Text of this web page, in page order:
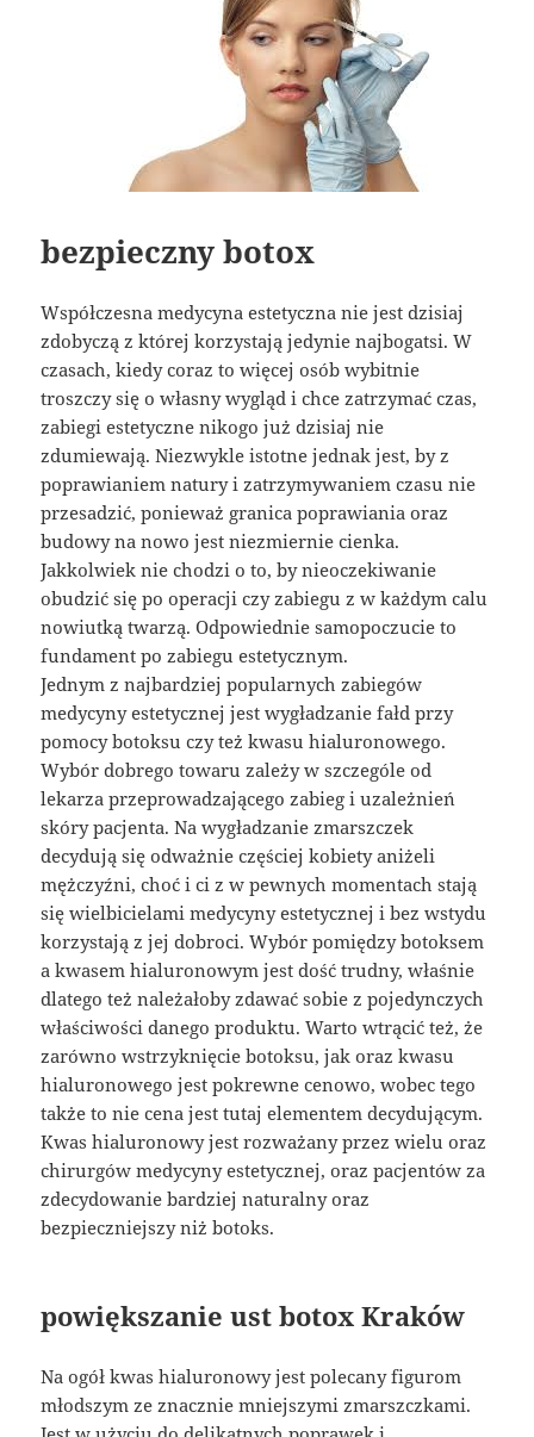
bezpieczny botox
Współczesna medycyna estetyczna nie jest dzisiaj
zdobyczą z której korzystają jedynie najbogatsi. W
czasach, kiedy coraz to więcej osób wybitnie
troszczy się o własny wygląd i chce zatrzymać czas,
zabiegi estetyczne nikogo już dzisiaj nie
zdumiewają. Niezwykle istotne jednak jest, by z
poprawianiem natury i zatrzymywaniem czasu nie
przesadzić, ponieważ granica poprawiania oraz
budowy na nowo jest niezmiernie cienka.
Jakkolwiek nie chodzi o to, by nieoczekiwanie
obudzić się po operacji czy zabiegu z w każdym calu
nowiutką twarzą. Odpowiednie samopoczucie to
fundament po zabiegu estetycznym.
Jednym z najbardziej popularnych zabiegów
medycyny estetycznej jest wygładzanie fałd przy
pomocy botoksu czy też kwasu hialuronowego.
Wybór dobrego towaru zależy w szczególe od
lekarza przeprowadzającego zabieg i uzależnień
skóry pacjenta. Na wygładzanie zmarszczek
decydują się odważnie częściej kobiety aniżeli
mężczyźni, choć i ci z w pewnych momentach stają
się wielbicielami medycyny estetycznej i bez wstydu
korzystają z jej dobroci. Wybór pomiędzy botoksem
a kwasem hialuronowym jest dość trudny, właśnie
dlatego też należałoby zdawać sobie z pojedynczych
właściwości danego produktu. Warto wtrącić też, że
zarówno wstrzyknięcie botoksu, jak oraz kwasu
hialuronowego jest pokrewne cenowo, wobec tego
także to nie cena jest tutaj elementem decydującym.
Kwas hialuronowy jest rozważany przez wielu oraz
chirurgów medycyny estetycznej, oraz pacjentów za
zdecydowanie bardziej naturalny oraz
bezpieczniejszy niż botoks.
powiększanie ust botox Kraków
Na ogół kwas hialuronowy jest polecany figurom
młodszym ze znacznie mniejszymi zmarszczkami.